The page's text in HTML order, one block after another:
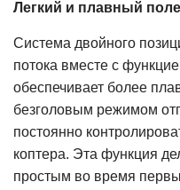
Легкий и плавный
Система двойного
потока вместе с
обеспечивает более
безголовым режимом
постоянно
коптера. Эта функция
простым во время